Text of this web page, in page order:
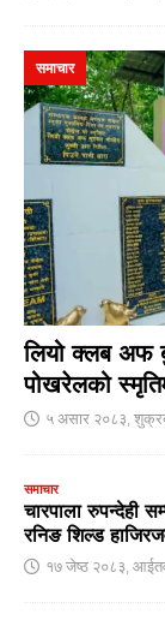
लियो क्लब अफ
पोखरेलको
समाचार
५ असार २०८३,
समाचार
चारपाला रुपन्देही
रनिङ शिल्ड
१७ जेष्ठ २०८३,